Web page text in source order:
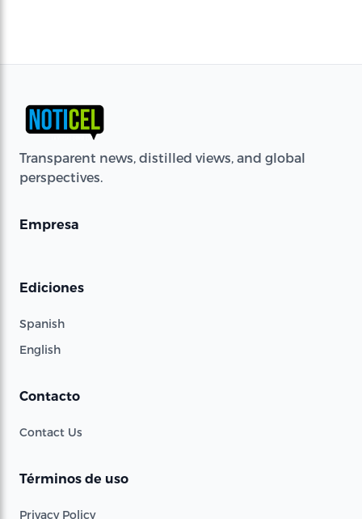
Transparent news, distilled views, and global
perspectives.
Empresa
Ediciones
Spanish
English
Contacto
Contact Us
Términos de uso
Privacy Policy